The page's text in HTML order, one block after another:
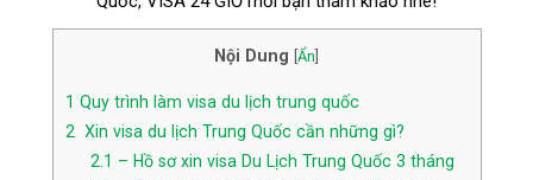
Nội Dung Ẩn
1 Quy trình làm visa du lịch trung quốc
2Xin visa du lịch Trung Quốc cần những gì?
2.1 – Hồ sơ xin visa Du Lịch Trung Quốc 3 tháng